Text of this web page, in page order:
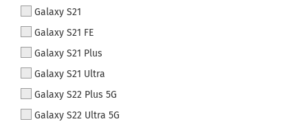
Galaxy S21
Galaxy S21 FE
Galaxy S21 Plus
Galaxy S21 Ultra
Galaxy S22 Plus 5G
Galaxy S22 Ultra 5G